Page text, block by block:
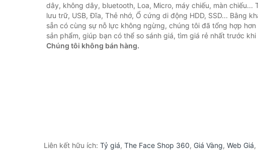
dây, không dây, bluetooth, Loa, Micro, máy chiếu, màn chiếu...
lưu trữ, USB, Đĩa, Thẻ nhớ, Ổ cứng di động HDD, SSD... Bằng
sẵn có cùng sự nỗ lực không ngừng, chúng tôi đã tổng hợp
sản phẩm, giúp bạn có thể so sánh giá, tìm giá rẻ nhất trước khi
Chúng tôi không bán hàng.
Liên kết hữu ích: Tỷ giá, The Face Shop 360, Giá Vàng, Web Giá,